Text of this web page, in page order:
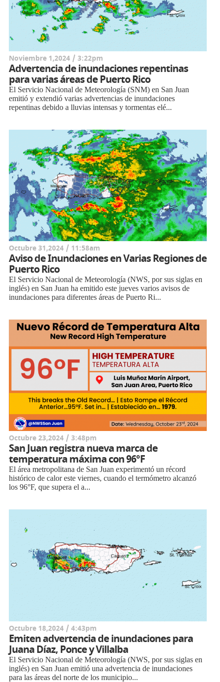
Noviembre 1,2024 / 3:22pm
Advertencia de inundaciones repentinas
para varias áreas de Puerto Rico
El Servicio Nacional de Meteorología (SNM) en San Juan
emitió y extendió varias advertencias de inundaciones
repentinas debido a lluvias intensas y tormentas elé...
Octubre 31,2024 / 11:58am
Aviso de Inundaciones en Varias Regiones de
Puerto Rico
El Servicio Nacional de Meteorología (NWS, por sus siglas en
inglés) en San Juan ha emitido este jueves varios avisos de
inundaciones para diferentes áreas de Puerto Ri...
Octubre 23,2024 / 3:48pm
San Juan registra nueva marca de
temperatura máxima con 96°F
El área metropolitana de San Juan experimentó un récord
histórico de calor este viernes, cuando el termómetro alcanzó
los 96°F, que supera el a...
Octubre 18,2024 / 4:43pm
Emiten advertencia de inundaciones para
Juana Díaz, Ponce y Villalba
El Servicio Nacional de Meteorología (NWS, por sus siglas en
inglés) en San Juan emitió una advertencia de inundaciones
para las áreas del norte de los municipio...